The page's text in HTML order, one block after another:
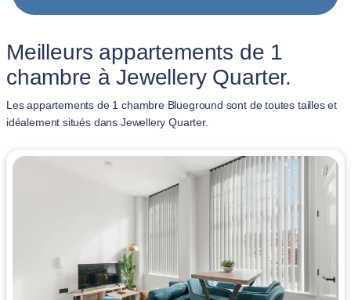
Meilleurs appartements de 1
chambre à Jewellery Quarter.
Les appartements de 1 chambre Blueground sont de toutes tailles et
idéalement situés dans Jewellery Quarter.